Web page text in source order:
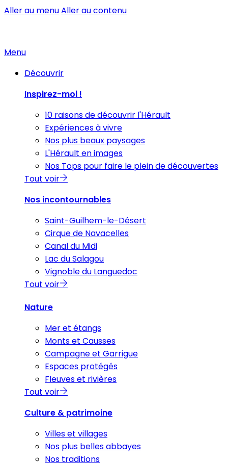
Aller au menuAller au contenu
Menu
Découvrir
Inspirez-moi !
10 raisons de découvrir l'Hérault
Expériences à vivre
Nos plus beaux paysages
L'Hérault en images
Nos Tops pour faire le plein de découvertes
Tout voir
Nos incontournables
Saint-Guilhem-le-Désert
Cirque de Navacelles
Canal du Midi
Lac du Salagou
Vignoble du Languedoc
Tout voir
Nature
Mer et étangs
Monts et Causses
Campagne et Garrigue
Espaces protégés
Fleuves et rivières
Tout voir
Culture & patrimoine
Villes et villages
Nos plus belles abbayes
Nos traditions